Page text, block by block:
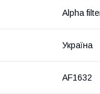
Alpha
Україна
AF1632